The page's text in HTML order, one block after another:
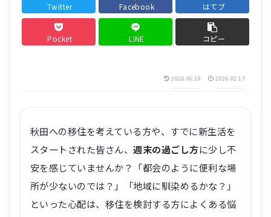
Twitter Facebook はてブ
Pocket LINE コピー
2026.06.19 2026.02.17
秋田への移住を考えている方や、すでに新生活を
スタートされた皆さん、週末の過ごし方に少し不
安を感じていませんか？「都会のように便利な場
所が少ないのでは？」「地域に馴染めるかな？」
といった心配は、移住を検討する方によくある悩